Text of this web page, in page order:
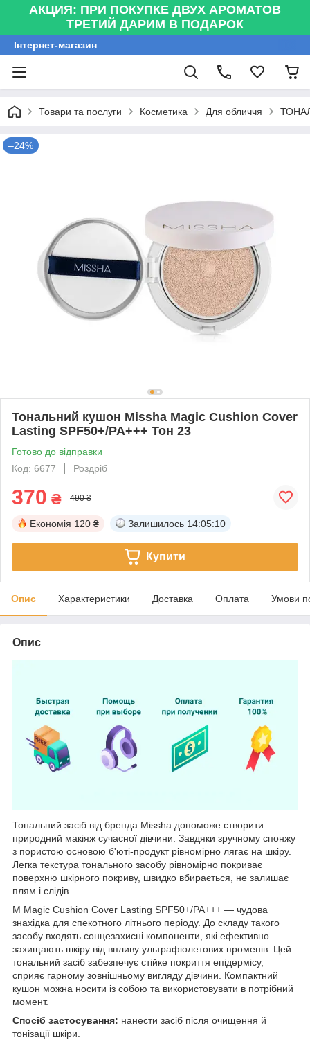
АКЦИЯ: ПРИ ПОКУПКЕ ДВУХ АРОМАТОВ
ТРЕТИЙ ДАРИМ В ПОДАРОК
Інтернет-магазин
Товари та послуги Косметика Для обличчя
–24%
Тональний кушон Missha Magic Cushion Cover
Lasting SPF50+/PA+++ Тон 23
Готово до відправки
Код: 6677
Роздріб
370 ₴ 490 ₴
Економія 120 ₴ Залишилось 14:05:10
Купити
Опис Характеристики Доставка Оплата Умови
Опис
Тональний засіб від бренда Missha допоможе створити
природний макіяж сучасної дівчини. Завдяки зручному спонжу
з пористою основою б'юті-продукт рівномірно лягає на шкіру.
Легка текстура тонального засобу рівномірно покриває
поверхню шкірного покриву, швидко вбирається, не залишає
плям і слідів.
M Magic Cushion Cover Lasting SPF50+/PA+++ — чудова
знахідка для спекотного літнього періоду. До складу такого
засобу входять сонцезахисні компоненти, які ефективно
захищають шкіру від впливу ультрафіолетових променів. Цей
тональний засіб забезпечує стійке покриття епідермісу,
сприяє гарному зовнішньому вигляду дівчини. Компактний
кушон можна носити із собою та використовувати в потрібний
момент.
Спосіб застосування: нанести засіб після очищення й
тонізації шкіри.